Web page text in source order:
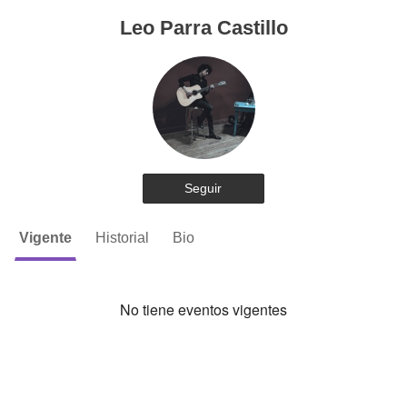
Leo Parra Castillo
Seguir
Vigente Historial Bio
No tiene eventos vigentes